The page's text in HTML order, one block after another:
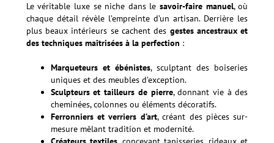
Le véritable luxe se niche dans lesavoir-faire manuel, où
chaque détail révèle l’empreinte d’un artisan. Derrière les
plus beaux intérieurs se cachent des gestes ancestraux et
des techniques maîtrisées à la perfection :
Marqueteurs et ébénistes, sculptant des boiseries
uniques et des meubles d’exception.
Sculpteurs et tailleurs de pierre, donnant vie à des
cheminées, colonnes ou éléments décoratifs.
Ferronniers et verriers d’art, créant des pièces sur-
mesure mêlant tradition et modernité.